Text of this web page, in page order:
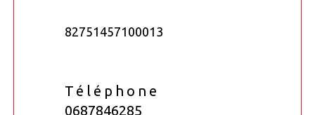
82751457100013
Téléphone
0687846285